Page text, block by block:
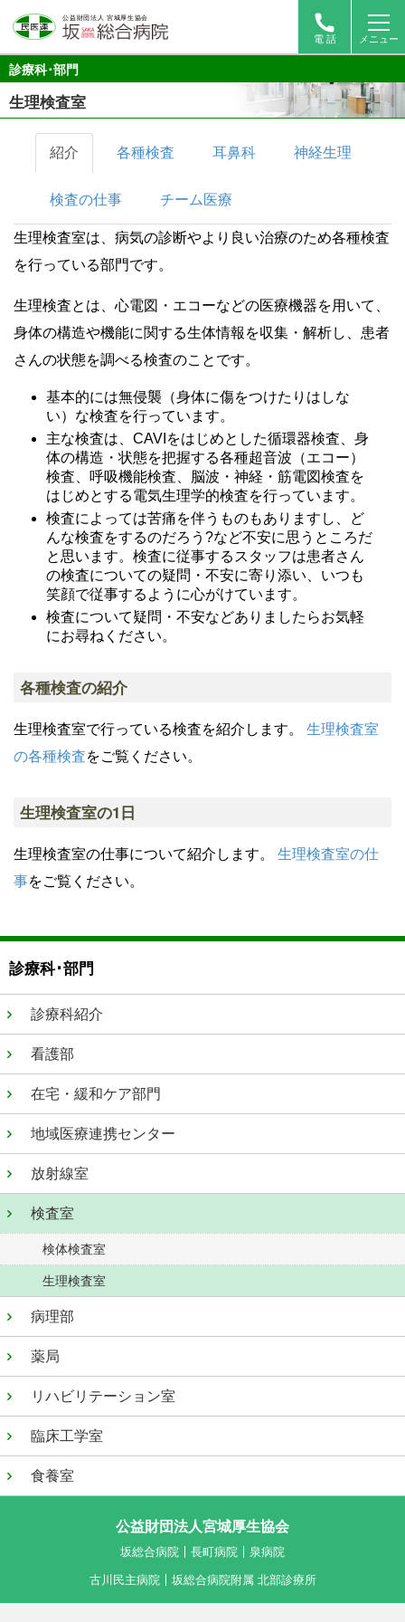
電 話 メニュー
診療科･部門
生理検査室
紹介 各種検査 耳鼻科 神経生理
検査の仕事 チーム医療
生理検査室は、病気の診断やより良い治療のため各種検査
を行っている部門です。
生理検査とは、心電図・エコーなどの医療機器を用いて、
身体の構造や機能に関する生体情報を収集・解析し、患者
さんの状態を調べる検査のことです。
基本的には無侵襲（身体に傷をつけたりはしな
い）な検査を行っています。
主な検査は、CAVIをはじめとした循環器検査、身
体の構造・状態を把握する各種超音波（エコー）
検査、呼吸機能検査、脳波・神経・筋電図検査を
はじめとする電気生理学的検査を行っています。
検査によっては苦痛を伴うものもありますし、ど
んな検査をするのだろう?など不安に思うところだ
と思います。検査に従事するスタッフは患者さん
の検査についての疑問・不安に寄り添い、いつも
笑顔で従事するように心がけています。
検査について疑問・不安などありましたらお気軽
にお尋ねください。
各種検査の紹介
生理検査室で行っている検査を紹介します。 生理検査室
の各種検査をご覧ください。
生理検査室の1日
生理検査室の仕事について紹介します。 生理検査室の仕
事をご覧ください。
診療科･部門
診療科紹介
看護部
在宅・緩和ケア部門
地域医療連携センター
放射線室
検査室
検体検査室
生理検査室
病理部
薬局
リハビリテーション室
臨床工学室
食養室
公益財団法人宮城厚生協会
坂総合病院 長町病院 泉病院
古川民主病院 坂総合病院附属 北部診療所